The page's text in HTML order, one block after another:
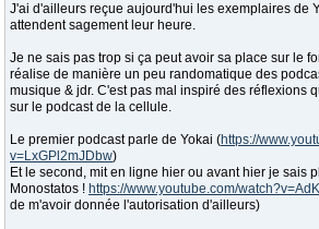
J'ai d'ailleurs reçue aujourd'hui les exemplaires de
attendent sagement leur heure.
Je ne sais pas trop si ça peut avoir sa place sur le
réalise de manière un peu randomatique des
musique & jdr. C'est pas mal inspiré des réflexions
sur le podcast de la cellule.
Le premier podcast parle de Yokai (https://
v=LxGPl2mJDbw)
Et le second, mit en ligne hier ou avant hier je sais
Monostatos ! https://www.youtube.com/
de m'avoir donnée l'autorisation d'ailleurs)